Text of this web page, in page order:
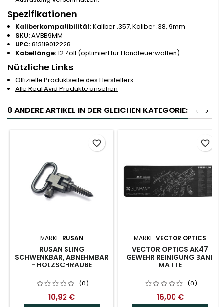
Spezifikationen
Kaliberkompatibilität:Kaliber .357, Kaliber .38, 9mm
SKU:AVBB9MM
UPC:813119012228
Kabellänge:12 Zoll (optimiert für Handfeuerwaffen)
Nützliche Links
Offizielle Produktseite des Herstellers
Alle Real Avid Produkte ansehen
8 ANDERE ARTIKEL IN DER GLEICHEN KATEGORIE: >
<
MARKE: RUSAN
RUSAN SLING
SCHWENKBAR, ABNEHMBAR
- HOLZSCHRAUBE
(0)
10,92 €
favorite_border
MARKE: VECTOR OPTICS
VECTOR OPTICS AK47
GEWEHR REINIGUNG BANK
MATTE
(0)
16,00 €
favorite_border